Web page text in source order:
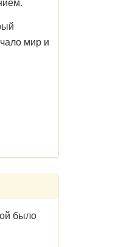
мир и
было